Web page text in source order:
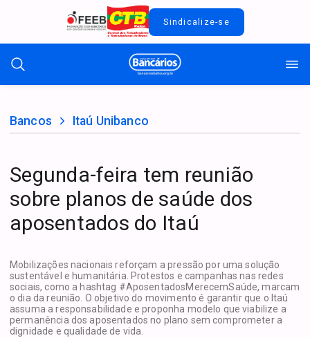
Sindicalize-se
Bancos Itaú Unibanco
Segunda-feira tem reunião
sobre planos de saúde dos
aposentados do Itaú
Mobilizações nacionais reforçam a pressão por uma solução
sustentável e humanitária. Protestos e campanhas nas redes
sociais, como a hashtag #AposentadosMerecemSaúde, marcam
o dia da reunião. O objetivo do movimento é garantir que o Itaú
assuma a responsabilidade e proponha modelo que viabilize a
permanência dos aposentados no plano sem comprometer a
dignidade e qualidade de vida.